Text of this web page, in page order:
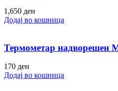
1,650 ден
Додај во кошница
Термометар надворешен
170 ден
Додај во кошница